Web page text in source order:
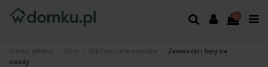
Strona główna Dom Odstraszanie owadów
Zawieszki i lepy na
owady